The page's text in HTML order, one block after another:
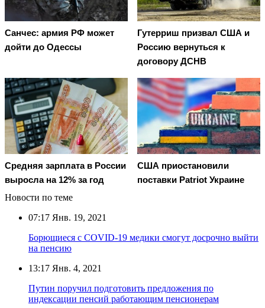
Санчес: армия РФ может
дойти до Одессы
Гутерриш призвал США и
Россию вернуться к
договору ДСНВ
Средняя зарплата в России
выросла на 12% за год
США приостановили
поставки Patriot Украине
Новости по теме
07:17 Янв. 19, 2021
Борющиеся с COVID-19 медики смогут досрочно выйти
на пенсию
13:17 Янв. 4, 2021
Путин поручил подготовить предложения по
индексации пенсий работающим пенсионерам